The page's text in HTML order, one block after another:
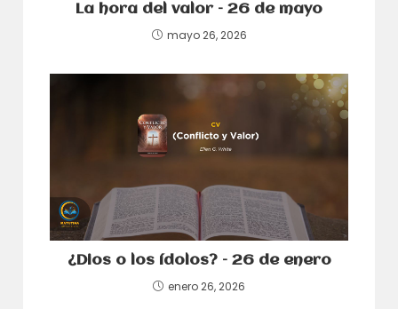
La hora del valor – 26 de mayo
mayo 26, 2026
¿Dios o los ídolos? – 26 de enero
enero 26, 2026